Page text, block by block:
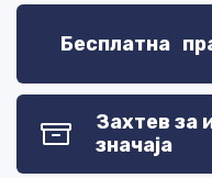
Бесплатна
Захтев за
значаја